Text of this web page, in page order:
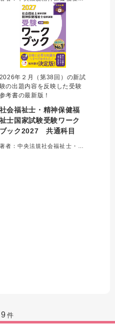
2026年２月（第38回）の新試
験の出題内容を反映した受験
参考書の最新版！
社会福祉士・精神保健福
祉士国家試験受験ワーク
ブック2027 共通科目
9 件